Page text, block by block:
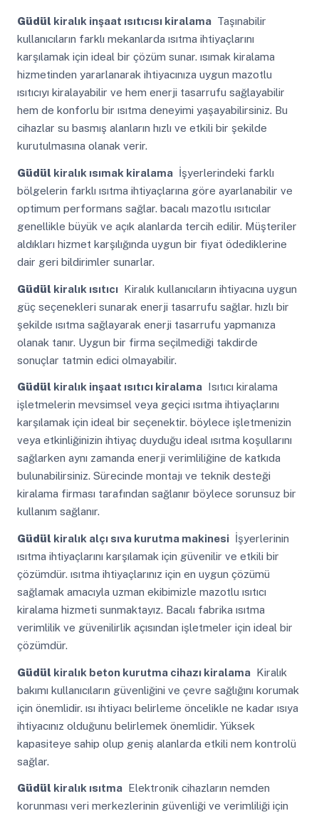
Güdül kiralık inşaat ısıtıcısı kiralamaTaşınabilir
kullanıcıların farklı mekanlarda ısıtma ihtiyaçlarını
karşılamak için ideal bir çözüm sunar. ısımak kiralama
hizmetinden yararlanarak ihtiyacınıza uygun mazotlu
ısıtıcıyı kiralayabilir ve hem enerji tasarrufu sağlayabilir
hem de konforlu bir ısıtma deneyimi yaşayabilirsiniz. Bu
cihazlar su basmış alanların hızlı ve etkili bir şekilde
kurutulmasına olanak verir.
Güdül kiralık ısımak kiralamaİşyerlerindeki farklı
bölgelerin farklı ısıtma ihtiyaçlarına göre ayarlanabilir ve
optimum performans sağlar. bacalı mazotlu ısıtıcılar
genellikle büyük ve açık alanlarda tercih edilir. Müşteriler
aldıkları hizmet karşılığında uygun bir fiyat ödediklerine
dair geri bildirimler sunarlar.
Güdül kiralık ısıtıcıKiralık kullanıcıların ihtiyacına uygun
güç seçenekleri sunarak enerji tasarrufu sağlar. hızlı bir
şekilde ısıtma sağlayarak enerji tasarrufu yapmanıza
olanak tanır. Uygun bir firma seçilmediği takdirde
sonuçlar tatmin edici olmayabilir.
Güdül kiralık inşaat ısıtıcı kiralamaIsıtıcı kiralama
işletmelerin mevsimsel veya geçici ısıtma ihtiyaçlarını
karşılamak için ideal bir seçenektir. böylece işletmenizin
veya etkinliğinizin ihtiyaç duyduğu ideal ısıtma koşullarını
sağlarken aynı zamanda enerji verimliliğine de katkıda
bulunabilirsiniz. Sürecinde montajı ve teknik desteği
kiralama firması tarafından sağlanır böylece sorunsuz bir
kullanım sağlanır.
Güdül kiralık alçı sıva kurutma makinesiİşyerlerinin
ısıtma ihtiyaçlarını karşılamak için güvenilir ve etkili bir
çözümdür. ısıtma ihtiyaçlarınız için en uygun çözümü
sağlamak amacıyla uzman ekibimizle mazotlu ısıtıcı
kiralama hizmeti sunmaktayız. Bacalı fabrika ısıtma
verimlilik ve güvenilirlik açısından işletmeler için ideal bir
çözümdür.
Güdül kiralık beton kurutma cihazı kiralamaKiralık
bakımı kullanıcıların güvenliğini ve çevre sağlığını korumak
için önemlidir. ısı ihtiyacı belirleme öncelikle ne kadar ısıya
ihtiyacınız olduğunu belirlemek önemlidir. Yüksek
kapasiteye sahip olup geniş alanlarda etkili nem kontrolü
sağlar.
Güdül kiralık ısıtmaElektronik cihazların nemden
korunması veri merkezlerinin güvenliği ve verimliliği için